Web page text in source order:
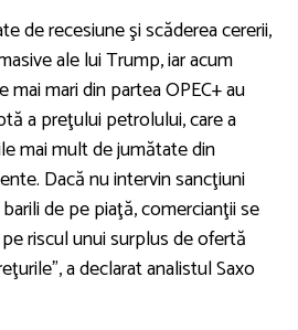
de recesiune şi scăderea cererii,
ale lui Trump, iar acum
mari din partea OPEC+ au
a preţului petrolului, care a
mai mult de jumătate din
Dacă nu intervin sancţiuni
de pe piaţă, comercianţii se
riscul unui surplus de ofertă
a declarat analistul Saxo